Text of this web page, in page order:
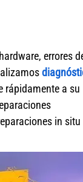
errores
rápidamente a su
in situ